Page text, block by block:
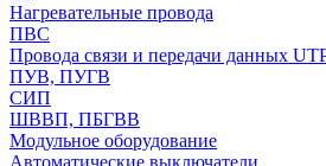
Нагревательные провода
ПВС
Провода связи и передачи данных
ПУВ, ПУГВ
СИП
ШВВП, ПБГВВ
Модульное оборудование
Автоматические выключатели